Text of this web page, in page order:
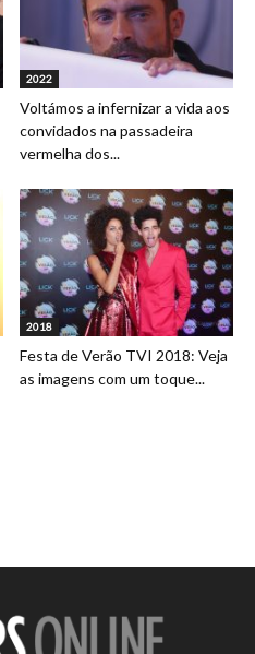
2022
Voltámos a infernizar a vida aos
convidados na passadeira
vermelha dos...
2018
Festa de Verão TVI 2018: Veja
as imagens com um toque...